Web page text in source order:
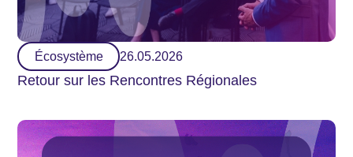
Écosystème 26.05.2026
Retour sur les Rencontres Régionales